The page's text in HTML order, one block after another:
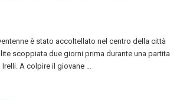
è stato accoltellato nel centro della città
scoppiata due giorni prima durante una partita
A colpire il giovane …